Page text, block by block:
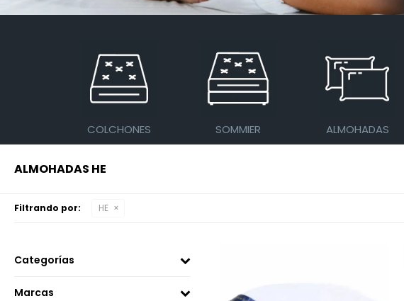
COLCHONES SOMMIER ALMOHADAS
ALMOHADAS HE
Filtrando por: HE
Categorías
Marcas